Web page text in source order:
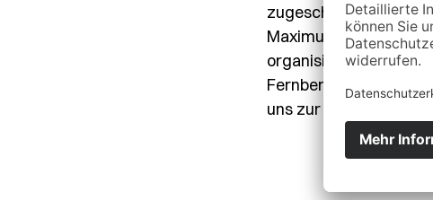
zugeschnitten sind.
Maximum an
organisierte
Fernbereich nach
uns zur Aufgabe und